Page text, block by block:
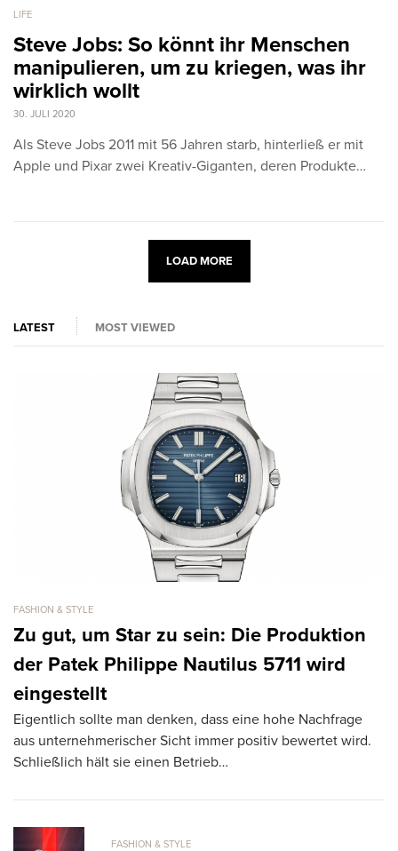
LIFE
Steve Jobs: So könnt ihr Menschen
manipulieren, um zu kriegen, was ihr
wirklich wollt
30. JULI 2020
Als Steve Jobs 2011 mit 56 Jahren starb, hinterließ er mit
Apple und Pixar zwei Kreativ-Giganten, deren Produkte…
LOAD MORE
LATEST MOST VIEWED
FASHION & STYLE
Zu gut, um Star zu sein: Die Produktion
der Patek Philippe Nautilus 5711 wird
eingestellt
Eigentlich sollte man denken, dass eine hohe Nachfrage
aus unternehmerischer Sicht immer positiv bewertet wird.
Schließlich hält sie einen Betrieb…
FASHION & STYLE